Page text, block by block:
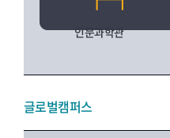
인문과학관
글로벌캠퍼스